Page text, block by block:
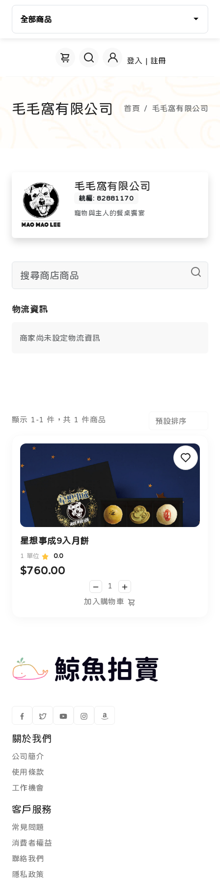
登入 | 註冊
毛毛窩有限公司 首頁 毛毛窩有限公司
全部商品
毛毛窩有限公司
統編: 82881170
寵物與主人的餐桌饗宴
物流資訊
商家尚未設定物流資訊
顯示 1-1 件，共 1 件商品
星想事成9入月餅
1 單位 0.0
$760.00
加入購物車
關於我們
公司簡介
使用條款
工作機會
客戶服務
常見問題
消費者權益
聯絡我們
隱私政策